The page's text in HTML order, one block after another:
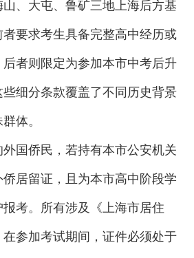
、大屯、鲁矿三地上海后方基
要求考生具备完整高中经历或
者则限定为参加本市中考后升
细分条款覆盖了不同历史背景
体。
侨民，若持有本市公安机关
居留证，且为本市高中阶段学
考。所有涉及《上海市居住
参加考试期间，证件必须处于